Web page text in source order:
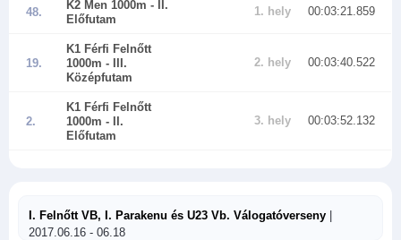
48.
K2 Men 1000m - II.
Előfutam
1. hely 00:03:21.859
19.
K1 Férfi Felnőtt
1000m - III.
Középfutam
2. hely 00:03:40.522
2.
K1 Férfi Felnőtt
1000m - II.
Előfutam
3. hely 00:03:52.132
I. Felnőtt VB, I. Parakenu és U23 Vb. Válogatóverseny |
2017.06.16 - 06.18